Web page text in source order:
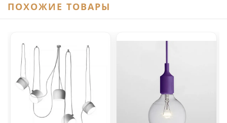
ПОХОЖИЕ ТОВАРЫ